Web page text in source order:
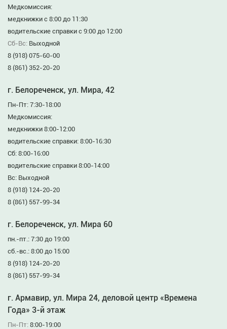
Медкомиссия:
медкнижки с 8:00 до 11:30
водительские справки с 9:00 до 12:00
Сб-Вс: Выходной
8 (918) 075-60-00
8 (861) 352-20-20
г. Белореченск, ул. Мира, 42
Пн-Пт: 7:30-18:00
Медкомиссия:
медкнижки 8:00-12:00
водительские справки: 8:00-16:30
Сб: 8:00-16:00
водительские справки 8:00-14:00
Вс: Выходной
8 (918) 124-20-20
8 (861) 557-99-34
г. Белореченск, ул. Мира 60
пн.-пт.: 7:30 до 19:00
сб.-вс.: 8:00 до 15:00
8 (918) 124-20-20
8 (861) 557-99-34
г. Армавир, ул. Мира 24, деловой центр «Времена
Года» 3-й этаж
Пн-Пт: 8:00-19:00